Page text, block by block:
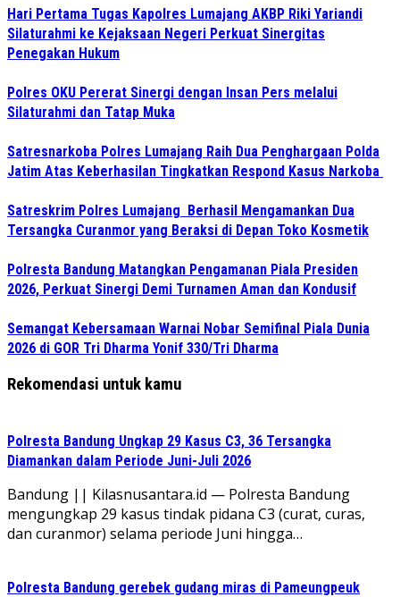
Hari Pertama Tugas Kapolres Lumajang AKBP Riki Yariandi
Silaturahmi ke Kejaksaan Negeri Perkuat Sinergitas
Penegakan Hukum
Polres OKU Pererat Sinergi dengan Insan Pers melalui
Silaturahmi dan Tatap Muka
Satresnarkoba Polres Lumajang Raih Dua Penghargaan Polda
Jatim Atas Keberhasilan Tingkatkan Respond Kasus Narkoba
Satreskrim Polres Lumajang Berhasil Mengamankan Dua
Tersangka Curanmor yang Beraksi di Depan Toko Kosmetik
Polresta Bandung Matangkan Pengamanan Piala Presiden
2026, Perkuat Sinergi Demi Turnamen Aman dan Kondusif
Semangat Kebersamaan Warnai Nobar Semifinal Piala Dunia
2026 di GOR Tri Dharma Yonif 330/Tri Dharma
Rekomendasi untuk kamu
Polresta Bandung Ungkap 29 Kasus C3, 36 Tersangka
Diamankan dalam Periode Juni-Juli 2026
Bandung || Kilasnusantara.id — Polresta Bandung
mengungkap 29 kasus tindak pidana C3 (curat, curas,
dan curanmor) selama periode Juni hingga…
Polresta Bandung gerebek gudang miras di Pameungpeuk